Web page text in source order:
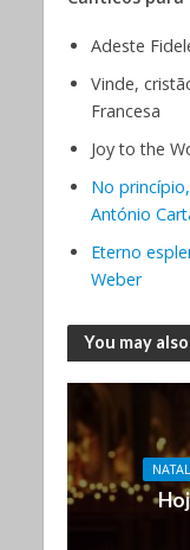
Adeste
Vinde,
Francesa
Joy to the
No
António
Eterno
Weber
You may
NATAL